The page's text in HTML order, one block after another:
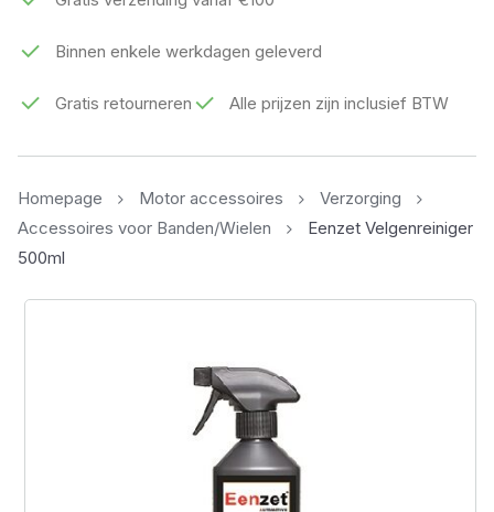
Binnen enkele werkdagen geleverd
Gratis retourneren Alle prijzen zijn inclusief BTW
Homepage Motor accessoires
Verzorging
Accessoires voor Banden/Wielen
Eenzet Velgenreiniger
500ml